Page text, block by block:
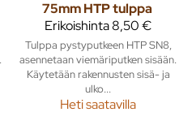
75mm HTP tulppa
Erikoishinta8,50 €
Tulppa pystyputkeen HTP SN8,
asennetaan viemäriputken sisään.
Käytetään rakennusten sisä- ja
ulko...
Heti saatavilla